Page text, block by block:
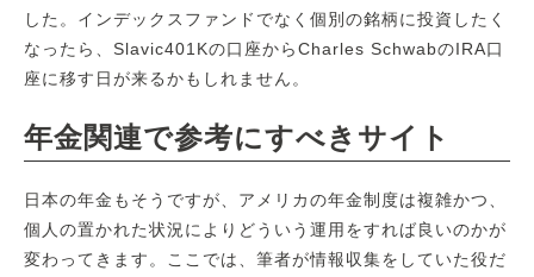
した。インデックスファンドでなく個別の銘柄に投資したく
なったら、Slavic401Kの口座からCharles SchwabのIRA口
座に移す日が来るかもしれません。
年金関連で参考にすべきサイト
日本の年金もそうですが、アメリカの年金制度は複雑かつ、
個人の置かれた状況によりどういう運用をすれば良いのかが
変わってきます。ここでは、筆者が情報収集をしていた役だ